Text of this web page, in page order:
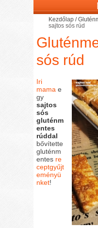
Kezdőlap /
sajtos sós rúd
sós rúd
Iri
mama e
gy
sajtos
sós
gluténm
entes
rúddal
bővítette
gluténm
entes re
ceptgyűjt
eményü
nket!